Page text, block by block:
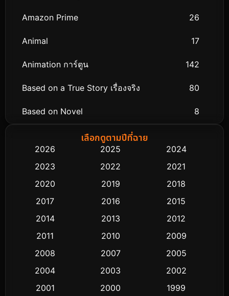
Amazon Prime 26
Animal 17
Animation การ์ตูน 142
Based on a True Story เรื่องจริง 80
Based on Novel 8
Biography ชีวิตจริง
Classic หนังคลาสสิก
Comedy ตลก 445
Crime อาชญากรรม 518
Cult Film
เลือกดูตามปีที่ฉาย
2026 2025
2024
2023
2022
2021
2020
2019
2018
2017
2016
2015
2014
2013
2012
2011
2010
2009
2008
2007
2005
2004
2003
2002
2001
2000
1999